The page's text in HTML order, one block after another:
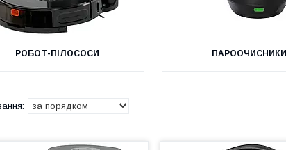
РОБОТ-ПІЛОСОСИ ПАРООЧИСНИКИ